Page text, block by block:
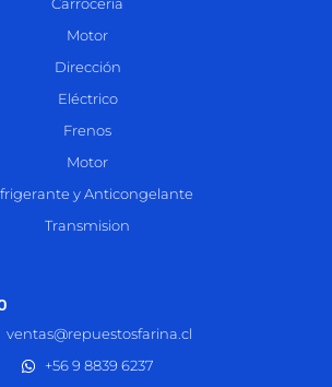
Carrocería
Motor
Dirección
Eléctrico
Frenos
Motor
y Anticongelante
Transmision
ventas@repuestosfarina.cl
+56 9 8839 6237